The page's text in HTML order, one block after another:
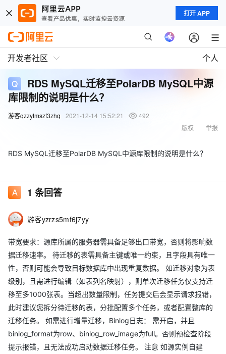
打开 APP
开发者社区 个人
RDS MySQL迁移至PolarDB MySQL中源
库限制的说明是什么？
游客qzzytmszf3zhq 2021-12-14 15:52:21
492
举报
版权
RDS MySQL迁移至PolarDB MySQL中源库限制的说明是什么？
1 条回答
游客yzrzs5mf6j7yy
带宽要求：源库所属的服务器需具备足够出口带宽，否则将影响数
据迁移速率。 待迁移的表需具备主键或唯一约束，且字段具有唯一
性，否则可能会导致目标数据库中出现重复数据。 如迁移对象为表
级别，且需进行编辑（如表列名映射），则单次迁移任务仅支持迁
移至多1000张表。当超出数量限制，任务提交后会显示请求报错，
此时建议您拆分待迁移的表，分批配置多个任务，或者配置整库的
迁移任务。 如需进行增量迁移，Binlog日志： 需开启，并且
binlog_format为row、binlog_row_image为full。否则预检查阶段
提示报错，且无法成功启动数据迁移任务。 注意 如源实例自建